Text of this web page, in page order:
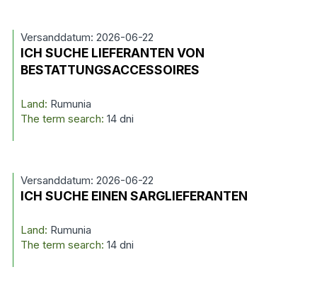
Versanddatum: 2026-06-22
ICH SUCHE LIEFERANTEN VON
BESTATTUNGSACCESSOIRES
Land: Rumunia
The term search: 14 dni
Versanddatum: 2026-06-22
ICH SUCHE EINEN SARGLIEFERANTEN
Land: Rumunia
The term search: 14 dni